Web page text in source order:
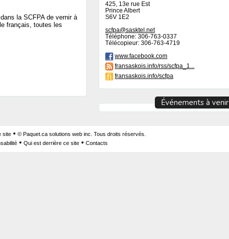
la SCFPA de vernir à
français, toutes les
425, 13e rue Est
Prince Albert
S6V 1E2
scfpa@sasktel.net
Téléphone: 306-763-0337
Télécopieur: 306-763-4719
www.facebook.com
fransaskois.info/rss/scfpa_1...
fransaskois.info/scfpa
Événements à venir
site • © Paquet.ca solutions web inc. Tous droits réservés.
• Qui est derrière ce site • Contacts